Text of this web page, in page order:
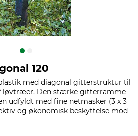
120
med diagonal gitterstruktur til
løvtræer. Den stærke gitterramme
udfyldt med fine netmasker (3 x 3
og økonomisk beskyttelse mod